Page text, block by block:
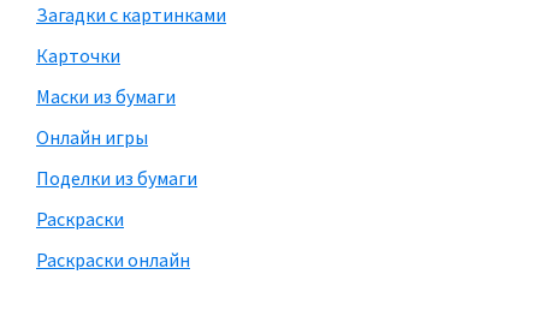
Загадки с картинками
Карточки
Маски из бумаги
Онлайн игры
Поделки из бумаги
Раскраски
Раскраски онлайн